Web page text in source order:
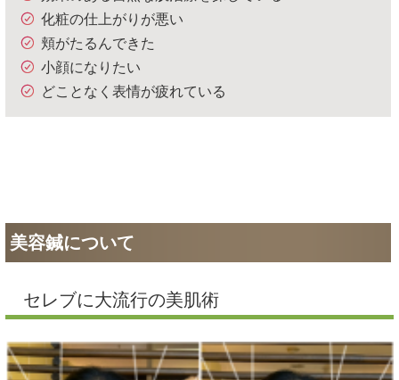
化粧の仕上がりが悪い
頬がたるんできた
小顔になりたい
どことなく表情が疲れている
美容鍼について
セレブに大流行の美肌術